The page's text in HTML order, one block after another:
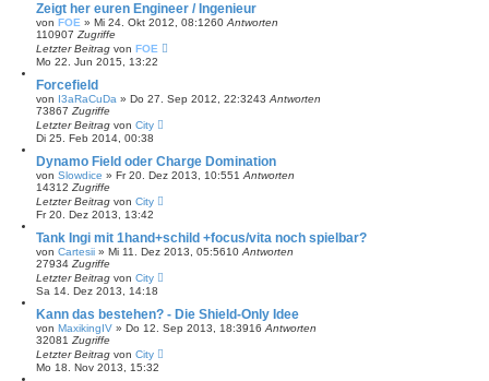
Zeigt her euren Engineer / Ingenieur
von FOE » Mi 24. Okt 2012, 08:1260 Antworten
110907 Zugriffe
Letzter Beitrag von FOE
Mo 22. Jun 2015, 13:22
Forcefield
von I3aRaCuDa » Do 27. Sep 2012, 22:3243 Antworten
73867 Zugriffe
Letzter Beitrag von City
Di 25. Feb 2014, 00:38
Dynamo Field oder Charge Domination
von Slowdice » Fr 20. Dez 2013, 10:551 Antworten
14312 Zugriffe
Letzter Beitrag von City
Fr 20. Dez 2013, 13:42
Tank Ingi mit 1hand+schild +focus/vita noch spielbar?
von Cartesii » Mi 11. Dez 2013, 05:5610 Antworten
27934 Zugriffe
Letzter Beitrag von City
Sa 14. Dez 2013, 14:18
Kann das bestehen? - Die Shield-Only Idee
von MaxikingIV » Do 12. Sep 2013, 18:3916 Antworten
32081 Zugriffe
Letzter Beitrag von City
Mo 18. Nov 2013, 15:32